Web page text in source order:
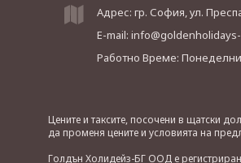
Адрес: гр. София, ул.
E-mail:
Работно Време:
Цените и таксите, посочени в щатски
да променя цените и условията на
Голдън Холидейз-БГ ООД е